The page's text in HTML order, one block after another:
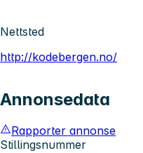
Nettsted
http://kodebergen.no/
Annonsedata
Rapporter annonse
Stillingsnummer